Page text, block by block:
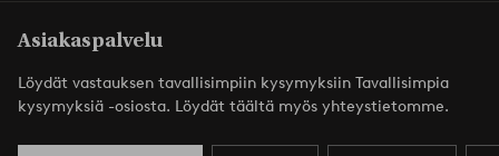
Asiakaspalvelu
Löydät vastauksen tavallisimpiin kysymyksiin Tavallisimpia
kysymyksiä -osiosta. Löydät täältä myös yhteystietomme.